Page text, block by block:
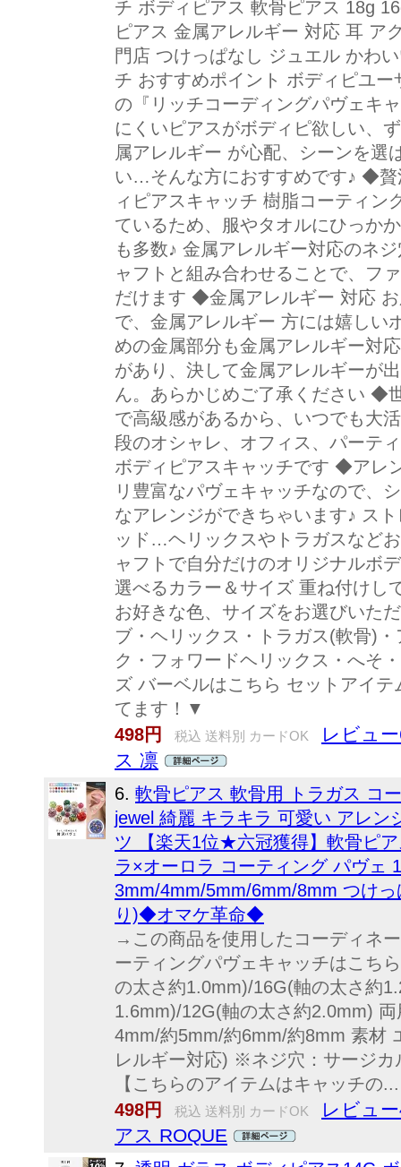
チ ボディピアス 軟骨ピアス 18g
ピアス 金属アレルギー 対応 耳 ア
門店 つけっぱなし ジュエル かわ
チ おすすめポイント ボディピユ
の『リッチコーディングパヴェキ
にくいピアスがボディピ欲しい、
属アレルギー が心配、シーンを選
い…そんな方におすすめです♪ ◆贅
ィピアスキャッチ 樹脂コーティン
ているため、服やタオルにひっか
も多数♪ 金属アレルギー対応のネ
ャフトと組み合わせることで、フ
だけます ◆金属アレルギー 対応
で、金属アレルギー 方には嬉しい
めの金属部分も金属アレルギー対
があり、決して金属アレルギーが
ん。あらかじめご了承ください ◆
で高級感があるから、いつでも大
段のオシャレ、オフィス、パーテ
ボディピアスキャッチです ◆アレ
リ豊富なパヴェキャッチなので、
なアレンジができちゃいます♪ ス
ッド…ヘリックスやトラガスなど
ャフトで自分だけのオリジナルボ
選べるカラー＆サイズ 重ね付けし
お好きな色、サイズをお選びいた
ブ・ヘリックス・トラガス(軟骨)
ク・フォワードヘリックス・へそ
ズ バーベルはこちら セットアイ
てます！▼
498円
税込 送料別 カードOK
レビュ
ス 凛
6. 軟骨ピアス 軟骨用 トラガス コ
jewel 綺麗 キラキラ 可愛い アレン
ツ 【楽天1位★六冠獲得】軟骨ピ
ラ×オーロラ コーティング パヴェ
3mm/4mm/5mm/6mm/8mm つけ
り)◆オマケ革命◆
→この商品を使用したコーディネ
ーティングパヴェキャッチはこち
の太さ約1.0mm)/16G(軸の太さ約
1.6mm)/12G(軸の太さ約2.0mm)
4mm/約5mm/約6mm/約8mm 素材
レルギー対応) ※ネジ穴：サージ
【こちらのアイテムはキャッチの...
498円
税込 送料別 カードOK
レビュ
アス ROQUE